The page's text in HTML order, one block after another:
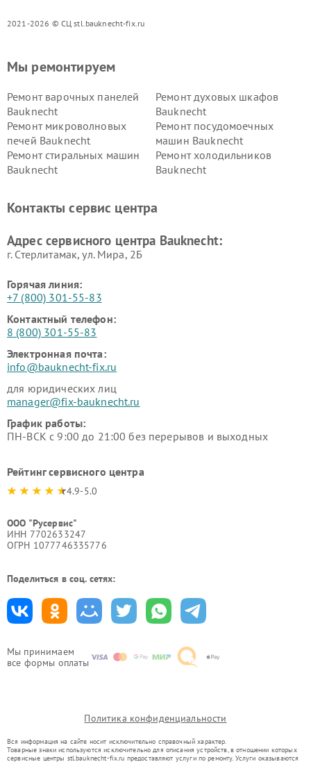
2021-2026 © СЦ stl.bauknecht-fix.ru
Мы принимаем
все формы оплаты
Мы ремонтируем
Ремонт варочных панелей
Bauknecht
Ремонт духовых шкафов
Bauknecht
Ремонт микроволновых
печей Bauknecht
Ремонт посудомоечных
машин Bauknecht
Ремонт стиральных машин
Bauknecht
Ремонт холодильников
Bauknecht
Контакты сервис центра
Адрес сервисного центра Bauknecht:
г. Стерлитамак, ул. Мира, 2Б
Горячая линия:
+7 (800) 301-55-83
Контактный телефон:
8 (800) 301-55-83
Электронная почта:
info@bauknecht-fix.ru
для юридических лиц
manager@fix-bauknecht.ru
График работы:
ПН-ВСК с 9:00 до 21:00 без перерывов и выходных
Рейтинг сервисного центра
4.9-5.0
ООО "Русервис"
ИНН 7702633247
ОГРН 1077746335776
Поделиться в соц. сетях:
Политика конфиденциальности
Вся информация на сайте носит исключительно справочный характер.
Товарные знаки используются исключительно для описания устройств, в отношении которых
сервисные центры stl.bauknecht-fix.ru предоставляют услуги по ремонту. Услуги оказываются